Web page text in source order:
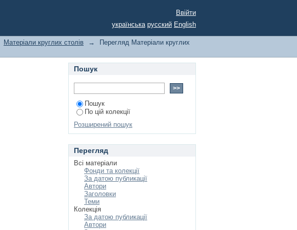
Ввійти
українська русский English
Матеріали круглих столів →
Перегляд Матеріали круглих
Пошук
Пошук
По цій колекції
Розширений пошук
Перегляд
Всі матеріали
Фонди та колекції
За датою публикації
Автори
Заголовки
Теми
Колекція
За датою публикації
Автори